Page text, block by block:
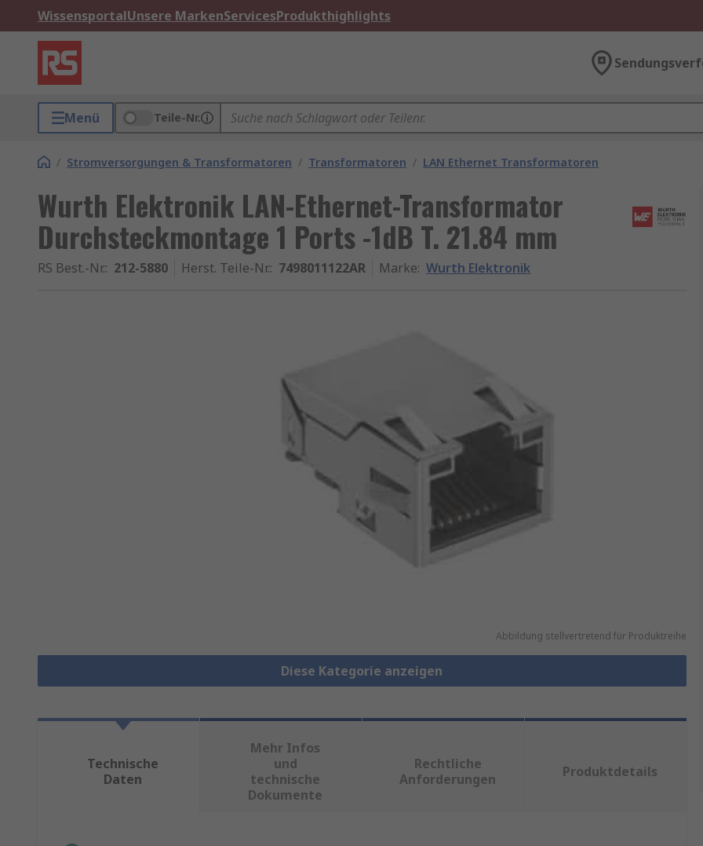
WissensportalUnsere MarkenServicesProdukthighlights
Menü Teile-Nr.
/ Stromversorgungen & Transformatoren / Transformatoren / LAN Ethernet Transformatoren
Wurth Elektronik LAN-Ethernet-Transformator
Durchsteckmontage 1 Ports -1dB T. 21.84 mm
RS Best.-Nr.: 212-5880 Herst. Teile-Nr.: 7498011122AR Marke: Wurth Elektronik
Abbildung stellvertretend für Produktreihe
Diese Kategorie anzeigen
Technische
Daten
Mehr Infos
und
technische
Dokumente
Rechtliche
Anforderungen
Produktdetails